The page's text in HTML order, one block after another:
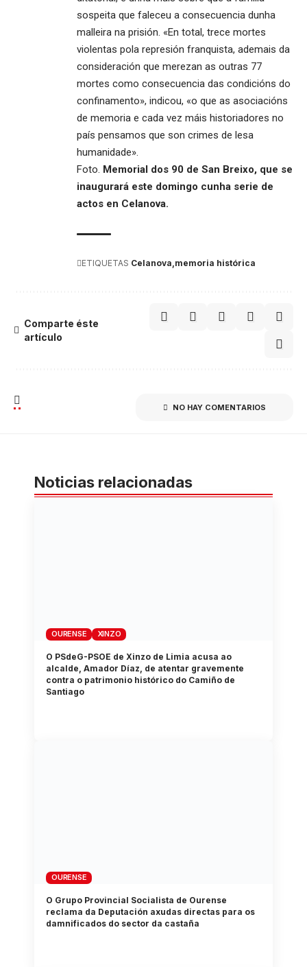
sospeita que faleceu a consecuencia dunha
malleira na prisión. «En total, trece mortes
violentas pola represión franquista, ademais da
consideración que merezan as outras 77
mortes como consecuencia das condicións do
confinamento», indicou, «o que as asociacións
de memoria e cada vez máis historiadores no
país pensamos que son crimes de lesa
humanidade».
Foto. Memorial dos 90 de San Breixo, que se
inaugurará este domingo cunha serie de
actos en Celanova.
ETIQUETAS Celanova memoria histórica
Comparte éste
artículo
NO HAY COMENTARIOS
Noticias relacionadas
OURENSE XINZO
O PSdeG-PSOE de Xinzo de Limia acusa ao
alcalde, Amador Díaz, de atentar gravemente
contra o patrimonio histórico do Camiño de
Santiago
OURENSE
O Grupo Provincial Socialista de Ourense
reclama da Deputación axudas directas para os
damnificados do sector da castaña